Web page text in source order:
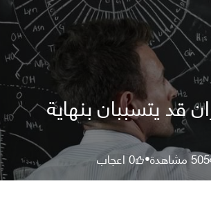
قد يتسببان بنهاية
505مشاهدة•
0اعجاب